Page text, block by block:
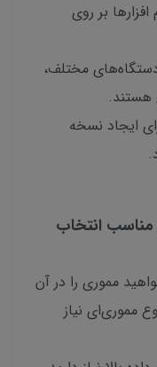
بر روی
دستگاه‌های مختلف،
ایجاد نسخه
گیگابایتی مناسب انتخاب
مموری را در آن
مموری‌ای نیاز